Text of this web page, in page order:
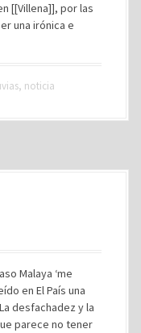
[[Villena]], por las
una irónica e
, noticia
Malaya ‘me
en El País una
desfachadez y la
parece no tener